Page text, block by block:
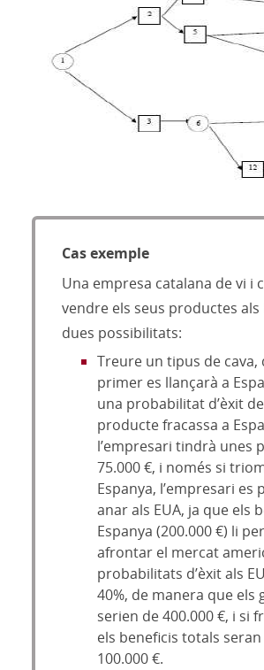
Cas exemple
Una empresa catalana de vi i
vendre els seus productes als
dues possibilitats:
Treure un tipus de cava,
primer es llançarà a
una probabilitat d’èxit
producte fracassa a
l’empresari tindrà unes
75.000 €, i només si
Espanya, l’empresari es
anar als EUA, ja que els
Espanya (200.000 €) li
afrontar el mercat
probabilitats d’èxit als
40%, de manera que els
serien de 400.000 €, i si
els beneficis totals
100.000 €.